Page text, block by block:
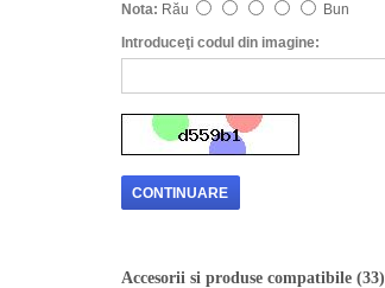
Nota: Rău
Bun
Introduceţi codul din imagine:
CONTINUARE
Accesorii si produse compatibile (33)